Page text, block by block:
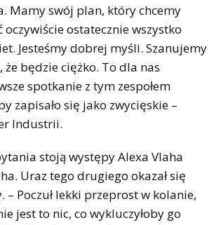
Mamy swój plan, który chcemy
oczywiście ostatecznie wszystko
Jesteśmy dobrej myśli. Szanujemy
będzie ciężko. To dla nas
spotkanie z tym zespołem
zapisało się jako zwycięskie –
Industrii.
stoją występy Alexa Vlaha
Uraz tego drugiego okazał się
– Poczuł lekki przeprost w kolanie,
jest to nic, co wykluczyłoby go